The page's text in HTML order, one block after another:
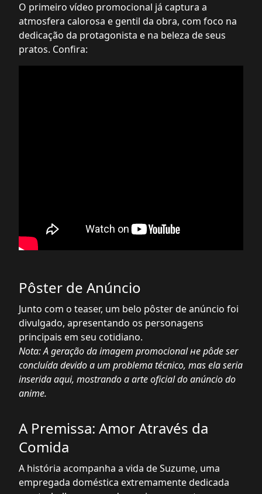
O primeiro vídeo promocional já captura a
atmosfera calorosa e gentil da obra, com foco na
dedicação da protagonista e na beleza de seus
pratos. Confira:
Pôster de Anúncio
Junto com o teaser, um belo pôster de anúncio foi
divulgado, apresentando os personagens
principais em seu cotidiano.
Nota: A geração da imagem promocional не pôde ser
concluída devido a um problema técnico, mas ela seria
inserida aqui, mostrando a arte oficial do anúncio do
anime.
A Premissa: Amor Através da
Comida
A história acompanha a vida de Suzume, uma
empregada doméstica extremamente dedicada